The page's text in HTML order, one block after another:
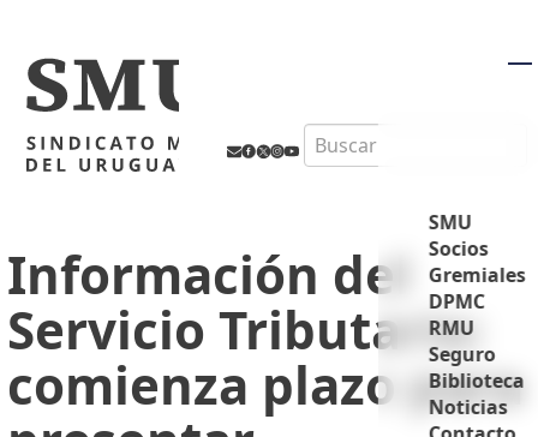
Search
SMU
Socios
Gremiales
DPMC
RMU
Seguro
Biblioteca
Noticias
Información del
Servicio Tributario:
comienza plazo para